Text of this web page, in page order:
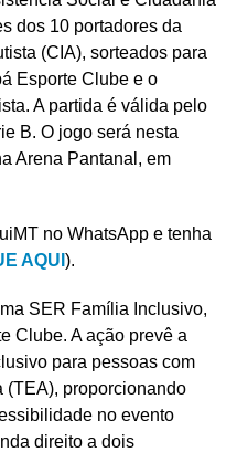
dos 10 portadores da
(CIA), sorteados para
Esporte Clube e o
A partida é válida pelo
B. O jogo será nesta
Arena Pantanal, em
no WhatsApp e tenha
AQUI ).
SER Família Inclusivo,
Clube. A ação prevê a
para pessoas com
(TEA), proporcionando
no evento
direito a dois